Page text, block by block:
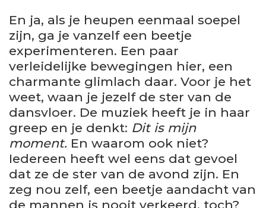
En ja, als je heupen eenmaal soepel
zijn, ga je vanzelf een beetje
experimenteren. Een paar
verleidelijke bewegingen hier, een
charmante glimlach daar. Voor je het
weet, waan je jezelf de ster van de
dansvloer. De muziek heeft je in haar
greep en je denkt: Dit is mijn
moment. En waarom ook niet?
Iedereen heeft wel eens dat gevoel
dat ze de ster van de avond zijn. En
zeg nou zelf, een beetje aandacht van
de mannen is nooit verkeerd, toch?